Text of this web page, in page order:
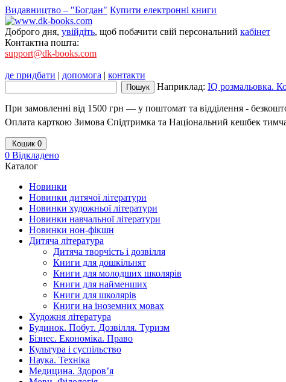
Видавництво – "Богдан" Купити електронні книги
Доброго дня, увійдіть, щоб побачити свій персональний кабінет
Контактна пошта:
support@dk-books.com
де придбати | допомога | контакти
Наприклад: IQ розмальовка.
При замовленні від 1500 грн — у поштомат та відділення -
Оплата карткою Зимова Єпідтримка та Національний кешбек
Кошик 0
0 Відкладено
Каталог
Новинки
Новинки дитячої літератури
Новинки художньої літератури
Новинки навчальної літератури
Новинки нон-фікшн
Дитяча література
Дитяча творчість і дозвілля
Книги для дошкільнят
Книги для молодших школярів
Книги для найменших
Книги для школярів
Книги на іноземних мовах
Художня література
Будинок. Побут. Дозвілля. Туризм
Бізнес. Економіка. Право
Культура і суспільство
Наука. Техніка
Медицина. Здоров’я